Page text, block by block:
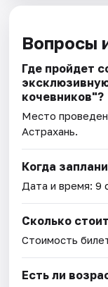
Вопросы
Где пройдет
кочевников"?
Место
Астрахань.
Когда
Дата и время:9
Сколько
Стоимость
Есть ли